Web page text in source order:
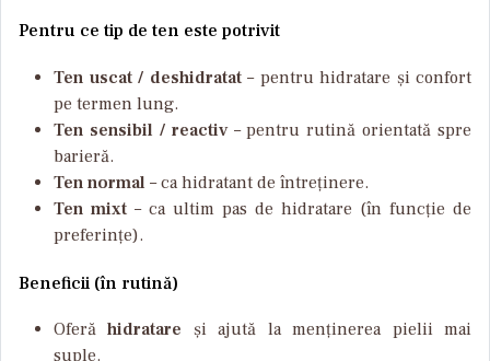
Pentru ce tip de ten este potrivit
Ten uscat / deshidratat– pentru hidratare și confort
pe termen lung.
Ten sensibil / reactiv– pentru rutină orientată spre
barieră.
Ten normal – ca hidratant de întreținere.
Ten mixt – ca ultim pas de hidratare (în funcție de
preferințe).
Beneficii (în rutină)
Oferăhidratare și ajută la menținerea pielii mai
suple.